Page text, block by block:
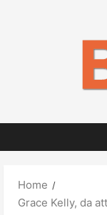
Home
Grace Kelly, da